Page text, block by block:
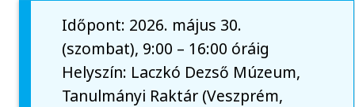
Időpont: 2026. május 30.
(szombat), 9:00 – 16:00 óráig
Helyszín: Laczkó Dezső Múzeum,
Tanulmányi Raktár (Veszprém,